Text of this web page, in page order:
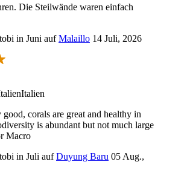
Die Steilwände waren einfach
in Juni aufMalaillo 14 Juli, 2026
Italien
corals are great and healthy in
is abundant but not much large
Macro
in Juli aufDuyung Baru 05 Aug.,